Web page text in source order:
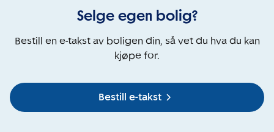
Selge egen bolig?
Bestill en e-takst av boligen din, så vet du hva du kan
kjøpe for.
Bestill e-takst